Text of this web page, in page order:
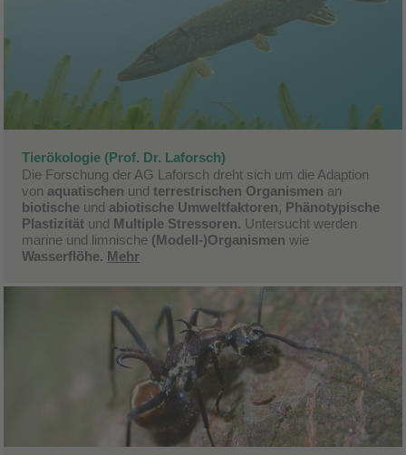
Tierökologie (Prof. Dr. Laforsch)
Die Forschung der AG Laforsch dreht sich um die Adaption
von aquatischen und terrestrischen Organismen an
biotische und abiotische Umweltfaktoren, Phänotypische
Plastizität und Multiple Stressoren. Untersucht werden
marine und limnische (Modell-)Organismen wie
Wasserflöhe. Mehr